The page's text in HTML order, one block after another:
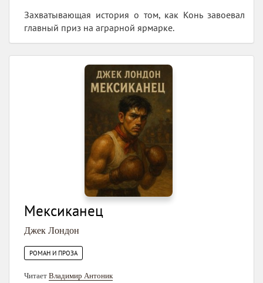
Захватывающая история о том, как Конь завоевал
главный приз на аграрной ярмарке.
Мексиканец
Джек Лондон
РОМАН И ПРОЗА
Читает Владимир Антоник